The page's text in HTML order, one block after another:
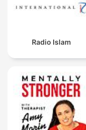
Radio Islam